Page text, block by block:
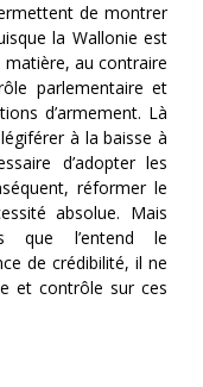
de montrer
la Wallonie est
au contraire
parlementaire et
d’armement. Là
à la baisse à
d’adopter les
réformer le
absolue. Mais
que l’entend le
de crédibilité, il ne
et contrôle sur ces